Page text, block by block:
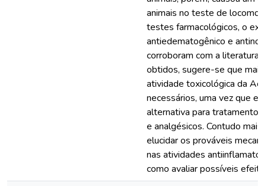
animais no teste de
testes farmacológicos, o
antiedematogênico e
corroboram com a
obtidos, sugere-se que
atividade toxicológica da
necessários, uma vez que
alternativa para
e analgésicos. Contudo
elucidar os prováveis
nas atividades
como avaliar possíveis